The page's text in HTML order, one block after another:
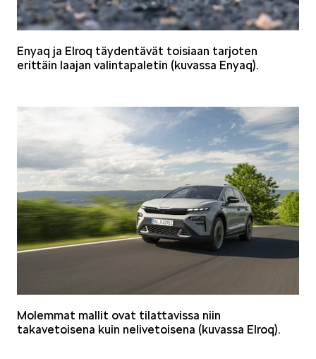
Enyaq ja Elroq täydentävät toisiaan tarjoten
erittäin laajan valintapaletin (kuvassa Enyaq).
Molemmat mallit ovat tilattavissa niin
takavetoisena kuin nelivetoisena (kuvassa Elroq).